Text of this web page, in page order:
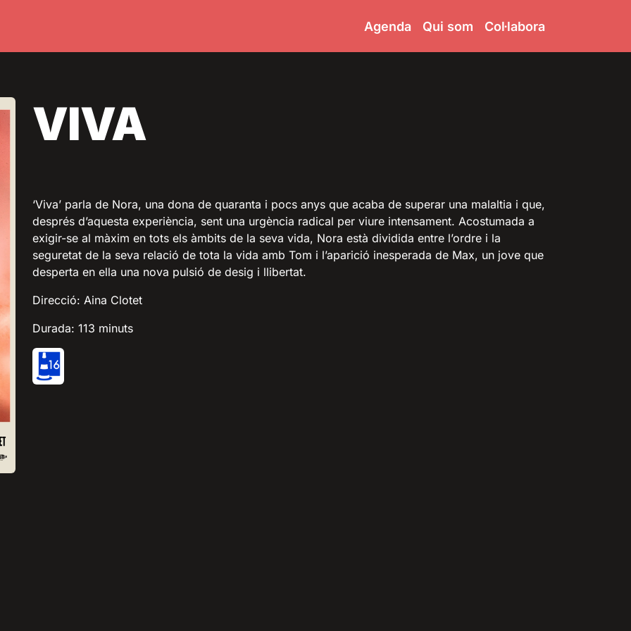
Agenda Qui som Col·labora
VIVA
‘Viva’ parla de Nora, una dona de quaranta i pocs anys que acaba de superar una malaltia i que,
després d’aquesta experiència, sent una urgència radical per viure intensament. Acostumada a
exigir-se al màxim en tots els àmbits de la seva vida, Nora està dividida entre l’ordre i la
seguretat de la seva relació de tota la vida amb Tom i l’aparició inesperada de Max, un jove que
desperta en ella una nova pulsió de desig i llibertat.
Direcció: Aina Clotet
Durada: 113 minuts